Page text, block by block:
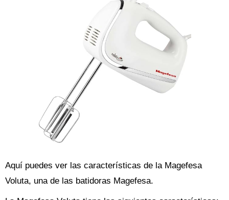
Aquí puedes ver las características de la Magefesa
Voluta, una de las batidoras Magefesa.